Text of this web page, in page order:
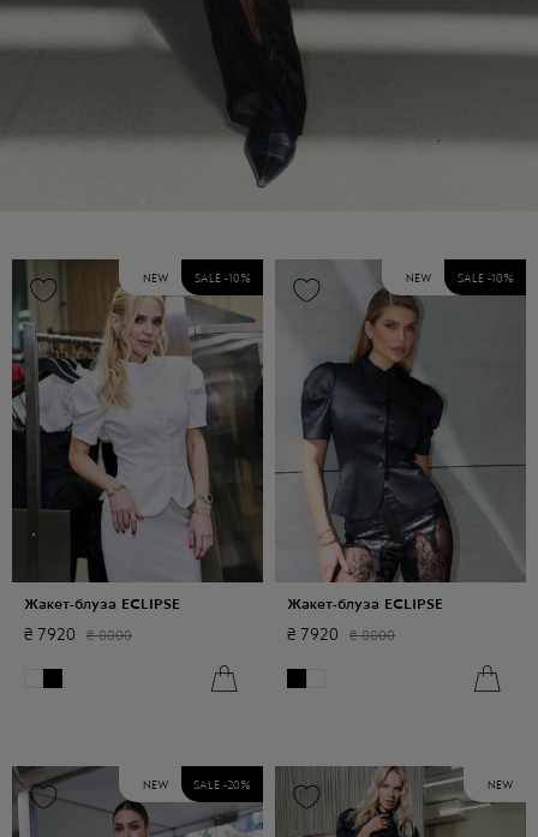
Жакет-блуза ECLIPSE
₴ 7920 ₴ 8800
NEW SALE -10 %
Жакет-блуза ECLIPSE
₴ 7920 ₴ 8800
NEW SALE -10 %
NEW SALE -20 % NEW